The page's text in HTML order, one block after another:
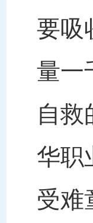
要吸
量一
自救
华职
受难